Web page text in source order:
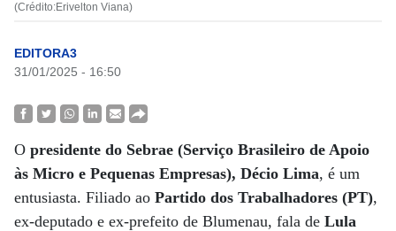
(Crédito:Erivelton Viana)
EDITORA3
31/01/2025 - 16:50
O presidente do Sebrae (Serviço Brasileiro de Apoio
às Micro e Pequenas Empresas), Décio Lima, é um
entusiasta. Filiado ao Partido dos Trabalhadores (PT),
ex-deputado e ex-prefeito de Blumenau, fala de Lula